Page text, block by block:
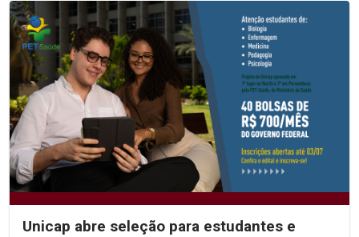
Unicap abre seleção para estudantes e